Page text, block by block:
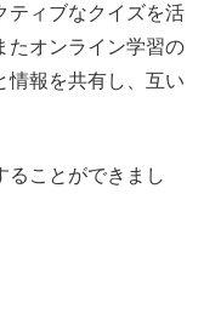
ティブなクイズを活
たオンライン学習の
情報を共有し、互い
ることができまし